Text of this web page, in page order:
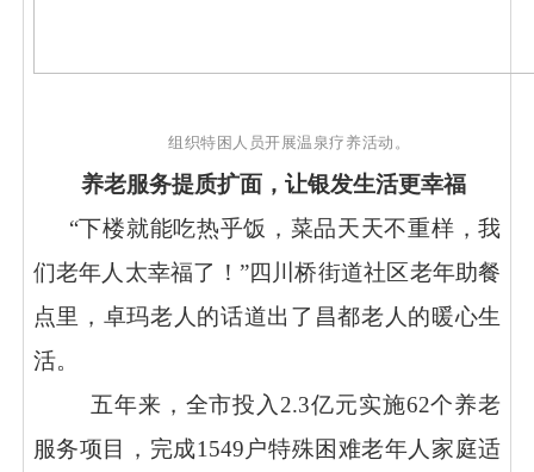
组织特困人员开展温泉疗养活动。
养老服务提质扩面，让银发生活更幸福
“下楼就能吃热乎饭，菜品天天不重样，我
们老年人太幸福了！”四川桥街道社区老年助餐
点里，卓玛老人的话道出了昌都老人的暖心生
活。
五年来，全市投入 2.3亿元实施62个养老
服务项目，完成1549户特殊困难老年人家庭适